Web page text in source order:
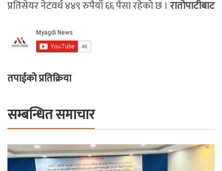
प्रतिसेयर नेटवर्थ ४४९ रुपैयाँ ६६ पैसा रहेको छ । रातोपाटीबाट
तपाईको प्रतिक्रिया
सम्बन्धित समाचार